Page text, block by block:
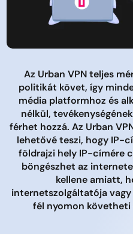
Az Urban VPN teljes
politikát követ, így
média platformhoz és
nélkül,
férhet hozzá. Az Urban
lehetővé teszi, hogy IP-
földrajzi hely IP-címére
böngészhet az
kellene amiatt,
internetszolgáltatója
fél nyomon követheti